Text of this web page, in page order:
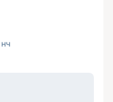
нч